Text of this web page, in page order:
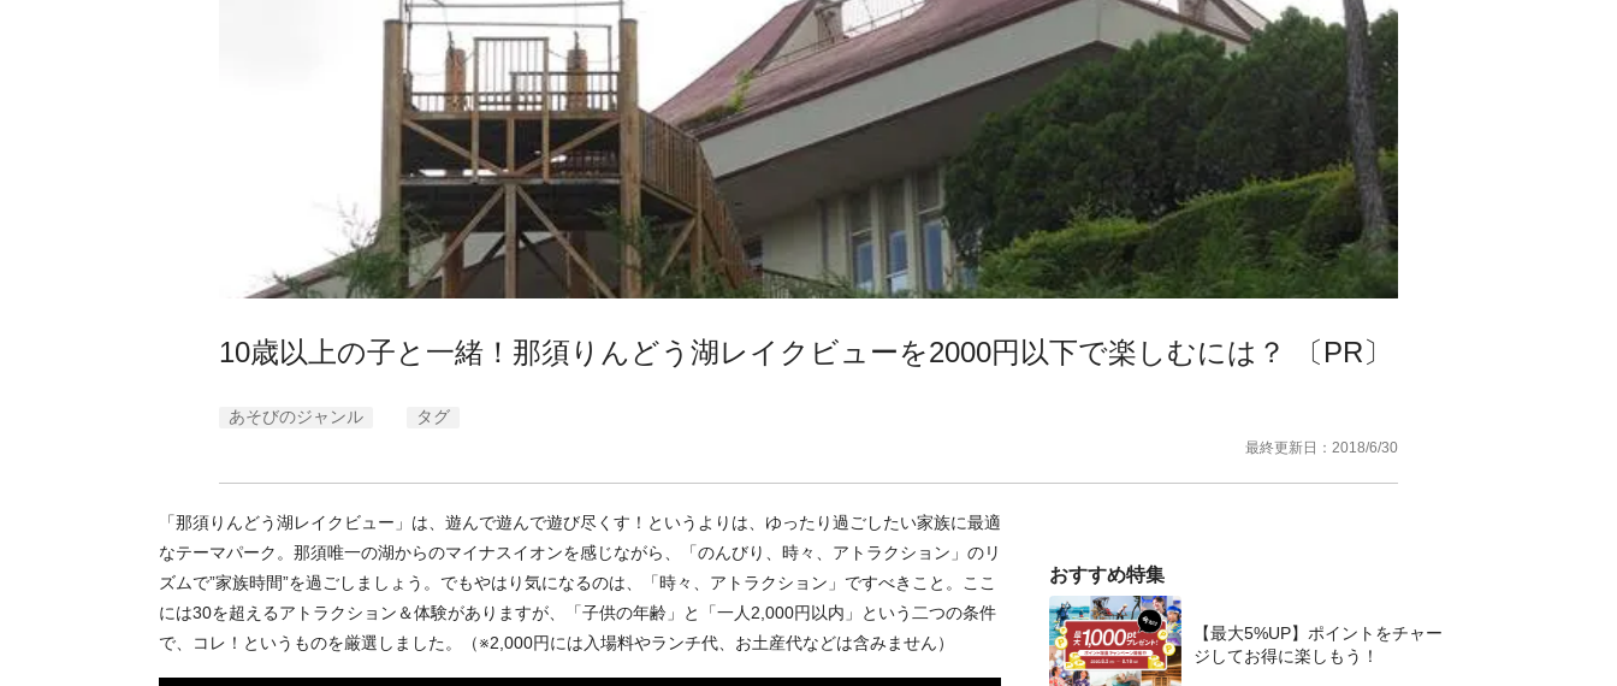
10歳以上の子と一緒！那須りんどう湖レイクビューを2000円以下で楽しむには？ 〔PR〕
あそびのジャンル タグ
最終更新日： 2018/6/30
「那須りんどう湖レイクビュー」は、遊んで遊んで遊び尽くす！というよりは、ゆったり過ごしたい家族に最適
なテーマパーク。那須唯一の湖からのマイナスイオンを感じながら、「のんびり、時々、アトラクション」のリ
ズムで”家族時間”を過ごしましょう。でもやはり気になるのは、「時々、アトラクション」ですべきこと。ここ
には30を超えるアトラクション＆体験がありますが、「子供の年齢」と「一人2,000円以内」という二つの条件
で、コレ！というものを厳選しました。（※2,000円には入場料やランチ代、お土産代などは含みません）
おすすめ特集
【最大5%UP】ポイントをチャー
ジしてお得に楽しもう！